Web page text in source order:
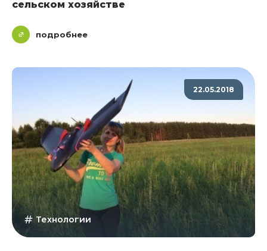
сельском хозяйстве
подробнее
22.05.2018
Технологии